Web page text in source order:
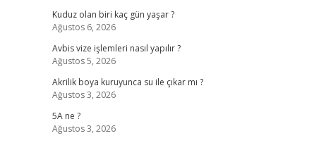
Kuduz olan biri kaç gün yaşar ?
Ağustos 6, 2026
Avbis vize işlemleri nasıl yapılır ?
Ağustos 5, 2026
Akrilik boya kuruyunca su ile çıkar mı ?
Ağustos 3, 2026
5A ne ?
Ağustos 3, 2026